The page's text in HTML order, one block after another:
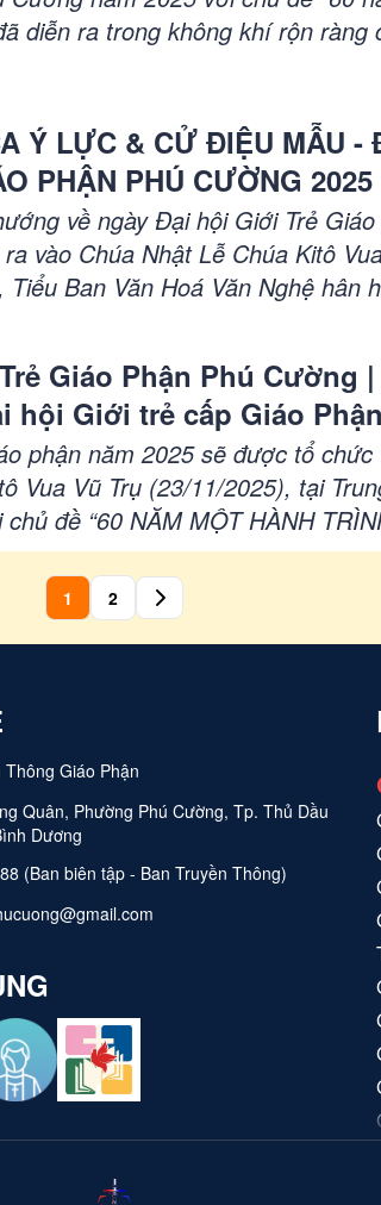
diễn ra trong không khí rộn ràng
phận Phú Cường. Đại hội lần
giáo hạt và các hội dòng trong
Ý LỰC & CỬ ĐIỆU MẪU -
PHẬN PHÚ CƯỜNG 2025
về ngày Đại hội Giới Trẻ
vào Chúa Nhật Lễ Chúa Kitô
Tiểu Ban Văn Hoá Văn Nghệ hân
Tin Mừng Hy Vọng” – một ca khúc
niềm tin và khát vọng bừng cháy
sống Tin Mừng, lan toả Hy Vọng,
trình Hiệp Hành...
Giáo Phận Phú Cường
hội Giới trẻ cấp Giáo
phận năm 2025 sẽ được tổ chức
Vua Vũ Trụ (23/11/2025), tại
đề “60 NĂM MỘT HÀNH
12,12). Vì thế, chúng con tha
trên các Hội dòng cùng hiệp
lệ các bạn trẻ tham gia, để ngày
đón nhận được những giá trị thiết
1 2
Thông Giáo Phận
Quân, Phường Phú Cường, Tp. Thủ Dầu
Dương
(Ban biên tập - Ban Truyền Thông)